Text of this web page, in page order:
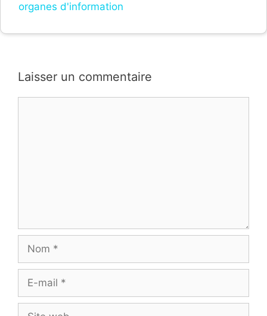
organes d'information
Laisser un commentaire
mail